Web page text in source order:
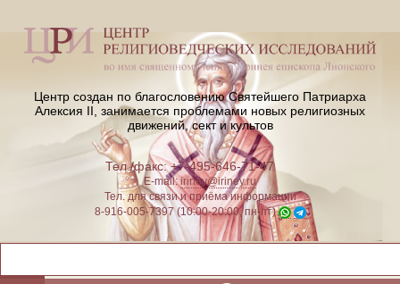
Центр создан по благословению Святейшего Патриарха
Алексия II, занимается проблемами новых религиозных
движений, сект и культов
Тел./факс: +7-495-646-71-47
E-mail:iriney@iriney.ru
Тел. для связи и приёма информации
8-916-005-7397 (10:00-20:00, пн-пт)